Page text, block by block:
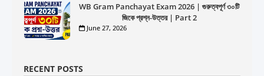
WB Gram Panchayat Exam 2026 | গুরুত্বপূর্ণ ৩০টি
জিকে প্রশ্ন-উত্তর | Part 2
June 27, 2026
RECENT POSTS